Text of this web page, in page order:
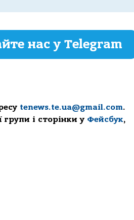
нас у Telegram
tenews.te.ua@gmail.com.
і сторінки у Фейсбук,